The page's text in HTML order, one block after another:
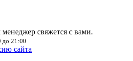
свяжется с вами.
до 21:00
сайта